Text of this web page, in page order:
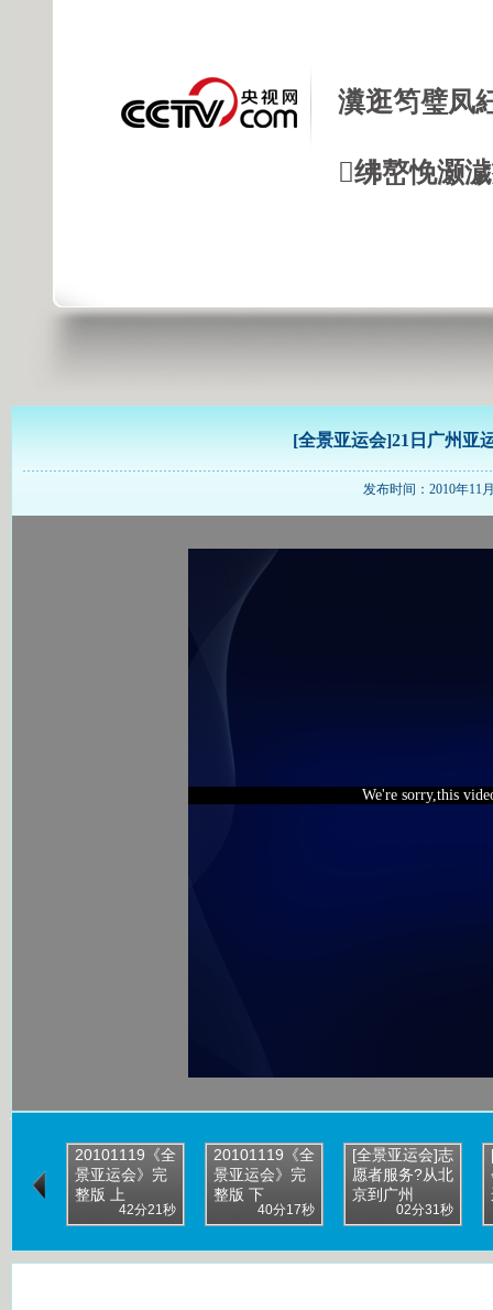
瀵逛笉璧凤
绋嶅悗灏
[全景亚运会]21日广州亚
发布时间：2010年11
We're sorry,this
20101119《全
景亚运会》完
整版 上
42分21秒
20101119《全
景亚运会》完
整版 下
40分17秒
[全景亚运会]志
愿者服务?从北
京到广州
02分31秒